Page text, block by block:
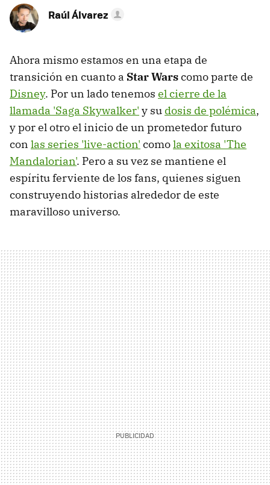
Raúl Álvarez
Ahora mismo estamos en una etapa de
transición en cuanto a Star Warscomo parte de
Disney. Por un lado tenemos el cierre de la
llamada 'Saga Skywalker' y su dosis de polémica,
y por el otro el inicio de un prometedor futuro
con las series 'live-action' comola exitosa 'The
Mandalorian'. Pero a su vez se mantiene el
espíritu ferviente de los fans, quienes siguen
construyendo historias alrededor de este
maravilloso universo.